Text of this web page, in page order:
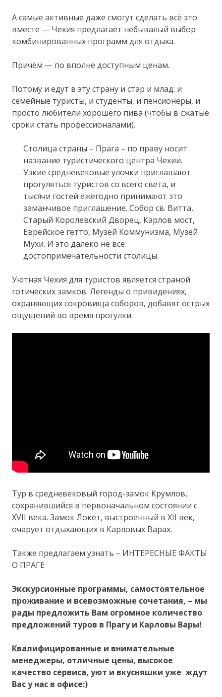
А самые активные даже смогут сделать всё это
вместе — Чехия предлагает небывалый выбор
комбинированных программ для отдыха.
Причём — по вполне доступным ценам.
Потому и едут в эту страну и стар и млад: и
семейные туристы, и студенты, и пенсионеры, и
просто любители хорошего пива (чтобы в сжатые
сроки стать профессионалами).
Столица страны – Прага – по праву носит
название туристического центра Чехии.
Узкие средневековые улочки приглашают
прогуляться туристов со всего света, и
тысячи гостей ежегодно принимают это
заманчивое приглашение. Собор св. Витта,
Старый Королевский Дворец, Карлов мост,
Еврейское гетто, Музей Коммунизма, Музей
Мухи. И это далеко не все
достопримечательности столицы.
Уютная Чехия для туристов является страной
готических замков. Легенды о привидениях,
охраняющих сокровища соборов, добавят острых
ощущений во время прогулки.
Тур в средневековый город-замок Крумлов,
сохранившийся в первоначальном состоянии с
XVII века. Замок Локет, выстроенный в XII век,
очарует отдыхающих в Карловых Варах.
Также предлагаем узнать – ИНТЕРЕСНЫЕ ФАКТЫ
О ПРАГЕ
Экскурсионные программы, самостоятельное
проживание и всевозможные сочетания, – мы
рады предложить Вам огромное количество
предложений туров в Прагу и Карловы Вары!
Квалифицированные и внимательные
менеджеры, отличные цены, высокое
качество сервиса, уют и вкусняшки уже ждут
Вас у нас в офисе:)